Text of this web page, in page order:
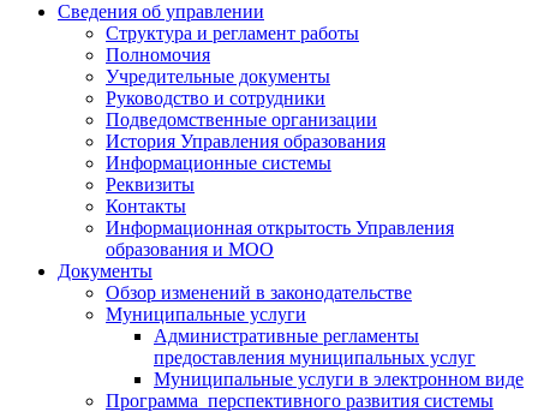
Сведения об управлении
Структура и регламент работы
Полномочия
Учредительные документы
Руководство и сотрудники
Подведомственные организации
История Управления образования
Информационные системы
Реквизиты
Контакты
Информационная открытость Управления
образования и МОО
Документы
Обзор изменений в законодательстве
Муниципальные услуги
Административные регламенты
предоставления муниципальных услуг
Муниципальные услуги в электронном виде
Программа перспективного развития системы